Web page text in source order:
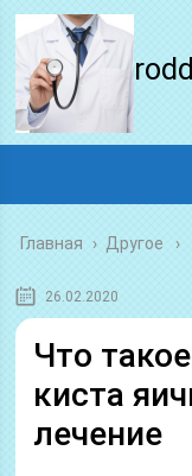
Главная › Другое
26.02.2020
Что
киста
лечение